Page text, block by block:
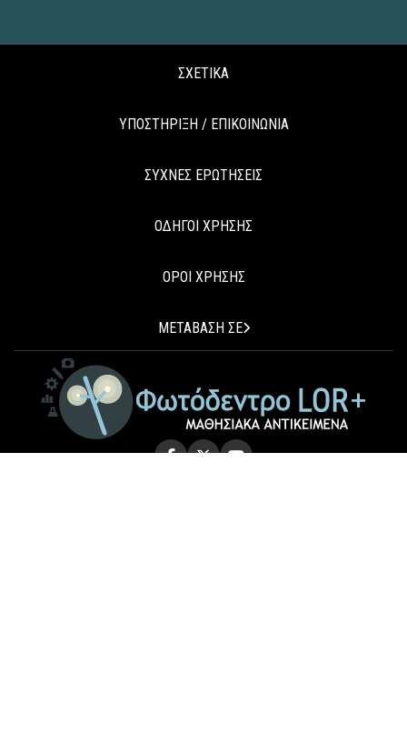
ΣΧΕΤΙΚΑ
ΥΠΟΣΤΗΡΙΞΗ / ΕΠΙΚΟΙΝΩΝΙΑ
ΣΥΧΝΕΣ ΕΡΩΤΗΣΕΙΣ
ΟΔΗΓΟΙ ΧΡΗΣΗΣ
ΟΡΟΙ ΧΡΗΣΗΣ
ΜΕΤΑΒΑΣΗ ΣΕ